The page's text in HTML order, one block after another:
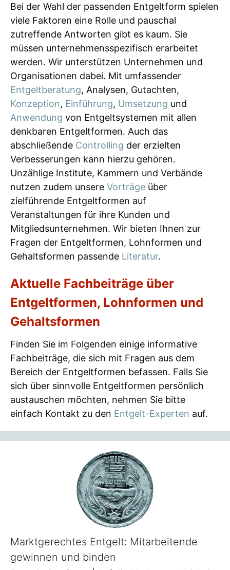
Bei der Wahl der passenden Entgeltform spielen
viele Faktoren eine Rolle und pauschal
zutreffende Antworten gibt es kaum. Sie
müssen unternehmensspezifisch erarbeitet
werden. Wir unterstützen Unternehmen und
Organisationen dabei. Mit umfassender
Entgeltberatung, Analysen, Gutachten,
Konzeption, Einführung, Umsetzung und
Anwendung von Entgeltsystemen mit allen
denkbaren Entgeltformen. Auch das
abschließende Controlling der erzielten
Verbesserungen kann hierzu gehören.
Unzählige Institute, Kammern und Verbände
nutzen zudem unsere Vorträge über
zielführende Entgeltformen auf
Veranstaltungen für ihre Kunden und
Mitgliedsunternehmen. Wir bieten Ihnen zur
Fragen der Entgeltformen, Lohnformen und
Gehaltsformen passende Literatur.
Aktuelle Fachbeiträge über
Entgeltformen, Lohnformen und
Gehaltsformen
Finden Sie im Folgenden einige informative
Fachbeiträge, die sich mit Fragen aus dem
Bereich der Entgeltformen befassen. Falls Sie
sich über sinnvolle Entgeltformen persönlich
austauschen möchten, nehmen Sie bitte
einfach Kontakt zu den Entgelt-Experten auf.
Marktgerechtes Entgelt: Mitarbeitende
gewinnen und binden